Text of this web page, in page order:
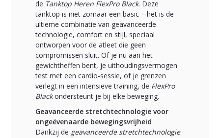
de Tanktop Heren FlexPro Black. Deze
tanktop is niet zomaar een basic – het is de
ultieme combinatie van geavanceerde
technologie, comfort en stijl, speciaal
ontworpen voor de atleet die geen
compromissen sluit. Of je nu aan het
gewichtheffen bent, je uithoudingsvermogen
test met een cardio-sessie, of je grenzen
verlegt in een intensieve training, de FlexPro
Blackondersteunt je bij elke beweging.
Geavanceerde stretchtechnologie voor
ongeëvenaarde bewegingsvrijheid
Dankzij de geavanceerde stretchtechnologie